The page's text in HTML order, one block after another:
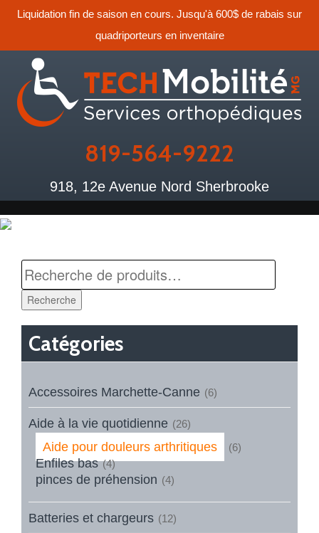
Liquidation fin de saison en cours. Jusqu'à 600$ de rabais sur
quadriporteurs en inventaire
819-564-9222
918, 12e Avenue Nord Sherbrooke
Recherche
Catégories
Accessoires Marchette-Canne (6)
Aide à la vie quotidienne (26)
Aide pour douleurs arthritiques (6)
Enfiles bas (4)
pinces de préhension (4)
Batteries et chargeurs (12)